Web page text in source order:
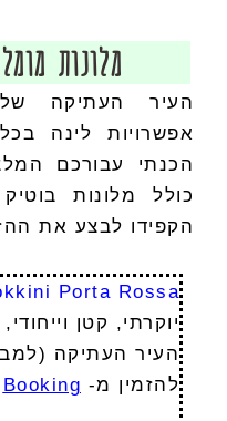
מלונות
העיר העתיקה
אפשרויות לינה
הכנתי עבורכם
כולל מלונות
הקפידו לבצע את
Porta Rossa
יוקרתי, קטן
העיר העתיקה
להזמין מ- Booking